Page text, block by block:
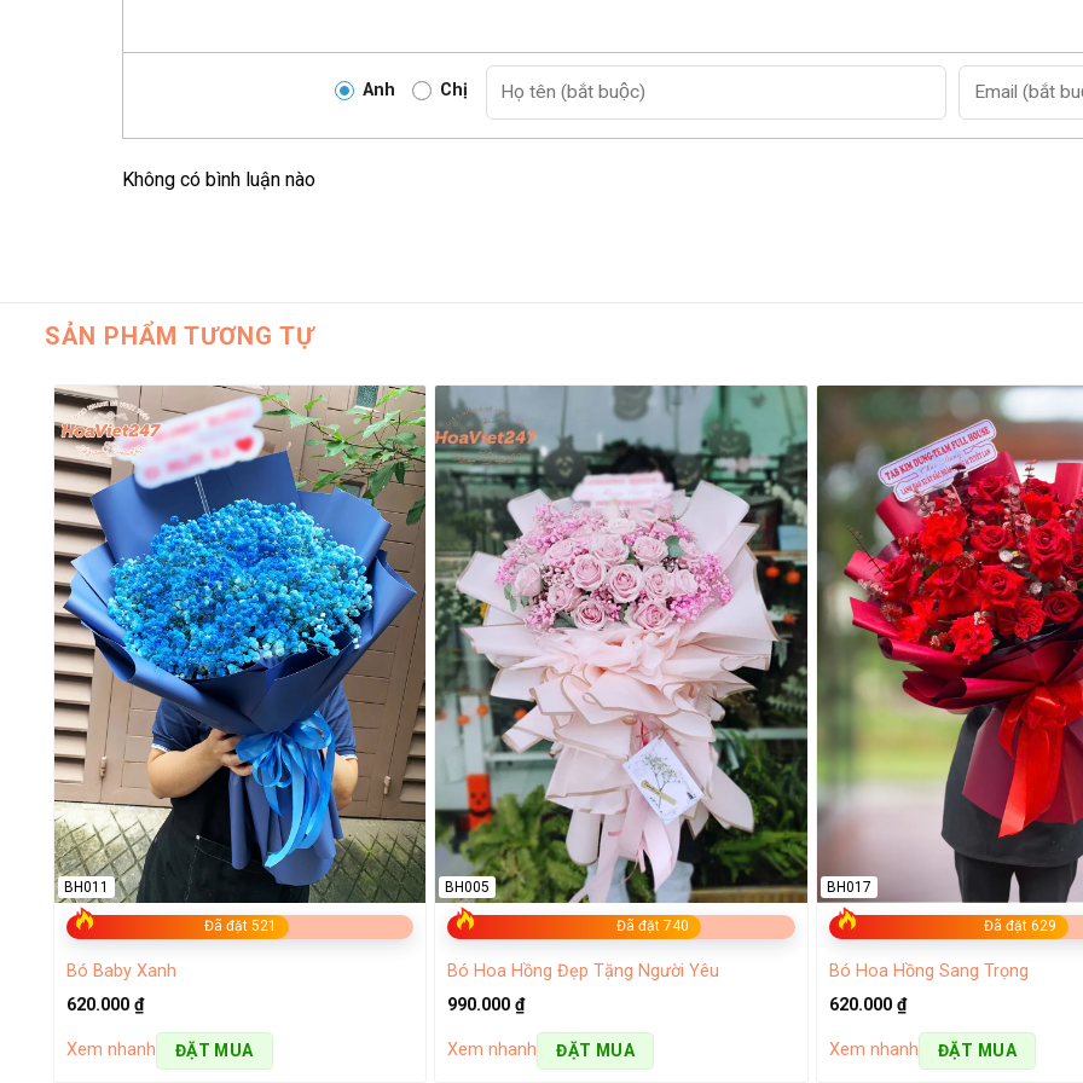
Anh Chị
Không có bình luận nào
SẢN PHẨM TƯƠNG TỰ
Đã đặt 521
BH011
Bó Baby Xanh
620.000 ₫
Xem nhanh ĐẶT MUA
Đã đặt 740
BH005
Bó Hoa Hồng Đẹp Tặng Người Yêu
990.000₫
Xem nhanh ĐẶT MUA
Đã đặt 629
BH017
Bó Hoa Hồng Sang Trọng
620.000 ₫
Xem nhanh ĐẶT MUA